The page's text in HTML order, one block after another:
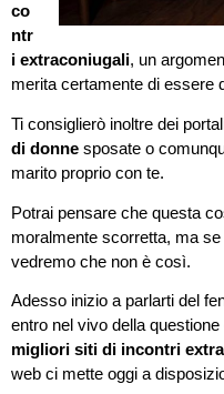
co
ntr
i extraconiugali, un
merita certamente di essere
Ti consiglierò inoltre dei
di donne sposate o
marito proprio con te.
Potrai pensare che questa
moralmente scorretta, ma
vedremo che non è così.
Adesso inizio a parlarti del
entro nel vivo della
migliori siti di incontri
web ci mette oggi a